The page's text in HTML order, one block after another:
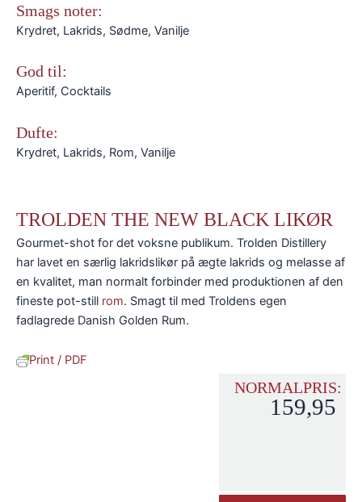
Smags noter:
Krydret, Lakrids, Sødme, Vanilje
God til:
Aperitif, Cocktails
Dufte:
Krydret, Lakrids, Rom, Vanilje
TROLDEN THE NEW BLACK LIKØR
Gourmet-shot for det voksne publikum. Trolden Distillery
har lavet en særlig lakridslikør på ægte lakrids og melasse af
en kvalitet, man normalt forbinder med produktionen af den
fineste pot-still rom. Smagt til med Troldens egen
fadlagrede Danish Golden Rum.
Print / PDF
NORMALPRIS:
159,95